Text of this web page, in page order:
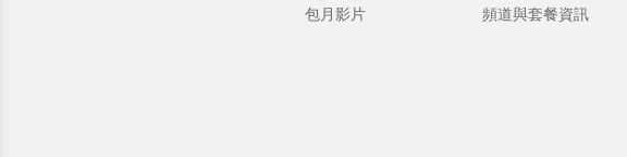
包月影片
頻道與套餐資訊